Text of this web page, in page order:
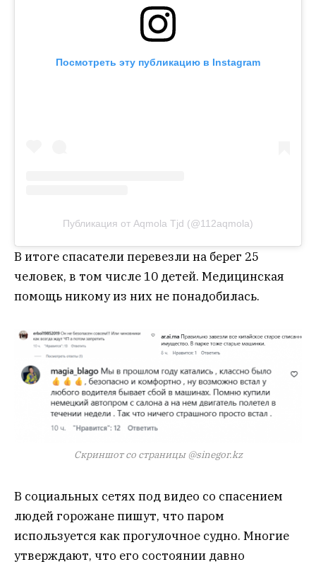
Посмотреть эту публикацию в Instagram
Публикация от Aqmola Tjd (@112aqmola)
В итоге спасатели перевезли на берег 25
человек, в том числе 10 детей. Медицинская
помощь никому из них не понадобилась.
Скриншот со страницы @sinegor.kz
В социальных сетях под видео со спасением
людей горожане пишут, что паром
используется как прогулочное судно. Многие
утверждают, что его состоянии давно